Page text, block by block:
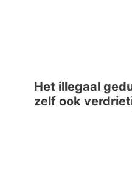
Het illegaal
zelf ook